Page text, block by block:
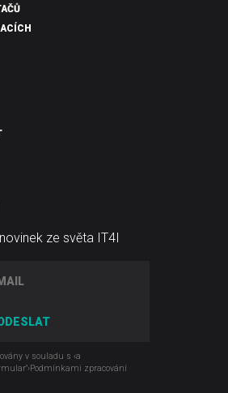
ze světa IT4I
v souladu s ‹a
zpracování